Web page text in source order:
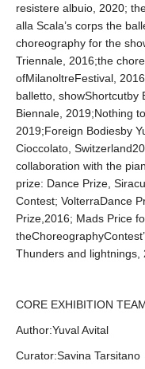
resistere albuio, 2020;
alla Scala’s corps the
choreography for the
Triennale, 2016;the
ofMilanoltreFestival,
balletto, showShortcutby
Biennale, 2019;Nothing
2019;Foreign Bodiesby
Cioccolato,
collaboration with the
prize: Dance Prize,
Contest; VolterraDance
Prize,2016; Mads Price
Thunders and lightnings,
CORE EXHIBITION
Author:Yuval Avital
Curator:Savina Tarsitano